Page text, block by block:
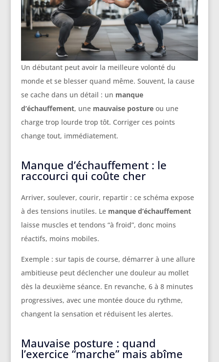
Un débutant peut avoir la meilleure volonté du
monde et se blesser quand même. Souvent, la cause
se cache dans un détail : un manque
d’échauffement, une mauvaise postureou une
charge trop lourde trop tôt. Corriger ces points
change tout, immédiatement.
Manque d’échauffement : le
raccourci qui coûte cher
Arriver, soulever, courir, repartir : ce schéma expose
à des tensions inutiles. Le manque d’échauffement
laisse muscles et tendons “à froid”, donc moins
réactifs, moins mobiles.
Exemple : sur tapis de course, démarrer à une allure
ambitieuse peut déclencher une douleur au mollet
dès la deuxième séance. En revanche, 6 à 8 minutes
progressives, avec une montée douce du rythme,
changent la sensation et réduisent les alertes.
Mauvaise posture : quand
l’exercice “marche” mais abîme